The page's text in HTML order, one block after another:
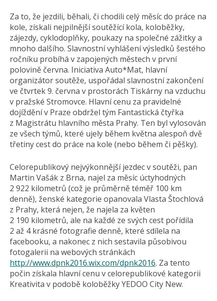
Za to, že jezdili, běhali, či chodili celý měsíc do práce na
kole, získali nejpilnější soutěžící kola, koloběžky,
zájezdy, cyklodoplňky, poukazy na společné zážitky a
mnoho dalšího. Slavnostní vyhlášení výsledků šestého
ročníku probíhá v zapojených městech v první
polovině června. Iniciativa Auto*Mat, hlavní
organizátor soutěže, uspořádal slavnostní zakončení
ve čtvrtek 9. června v prostorách Tiskárny na vzduchu
v pražské Stromovce. Hlavní cenu za pravidelné
dojíždění v Praze obdržel tým Fantastická čtyřka
z Magistrátu hlavního města Prahy. Ten byl vylosován
ze všech týmů, které ujely během května alespoň dvě
třetiny cest do práce na kole (nebo během či pěšky).
Celorepublikový nejvýkonnější jezdec v soutěži, pan
Martin Vašák z Brna, najel za měsíc úctyhodných
2 922 kilometrů (což je průměrně téměř 100 km
denně), ženské kategorie opanovala Vlasta Štochlová
z Prahy, která nejen, že najela za květen
2 190 kilometrů, ale na každé ze svých cest pořídila
2 až 4 krásné fotografie denně, které sdílela na
facebooku, a nakonec z nich sestavila působivou
fotogalerii na webových stránkách
http://www.dpnk2016.wix.com/dpnk2016. Za tento
počin získala hlavní cenu v celorepublikové kategorii
Kreativita v podobě koloběžky YEDOO City New.